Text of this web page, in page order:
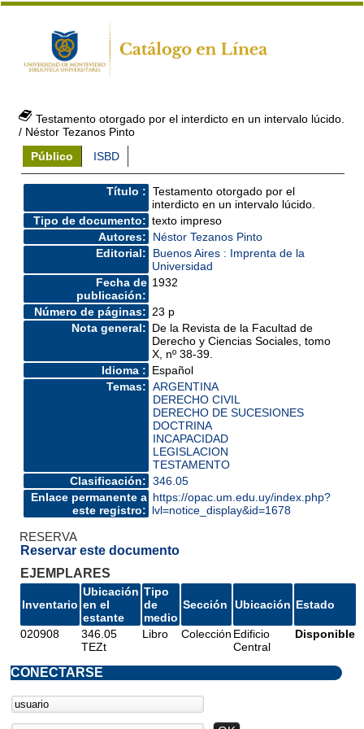
Testamento otorgado por el interdicto en un intervalo lúcido.
/ Néstor Tezanos Pinto
Público
ISBD
Título : Testamento otorgado por el
interdicto en un intervalo lúcido.
Tipo de documento: texto impreso
Autores:
Néstor Tezanos Pinto
Editorial:
Buenos Aires : Imprenta de la
Universidad
Fecha de
publicación:
1932
Número de páginas: 23 p
Nota general: De la Revista de la Facultad de
Derecho y Ciencias Sociales, tomo
X, nº 38-39.
Idioma : Español
Temas: ARGENTINA
DERECHO CIVIL
DERECHO DE SUCESIONES
DOCTRINA
INCAPACIDAD
LEGISLACION
TESTAMENTO
Clasificación: 346.05
Enlace permanente a
este registro:
https://opac.um.edu.uy/index.php?
lvl=notice_display&id=1678
RESERVA
Reservar este documento
EJEMPLARES
Inventario
Ubicación
en el
estante
Tipo
de
medio
Sección Ubicación Estado
020908
346.05
TEZt
Libro Colección Edificio
Central
Disponible
CONECTARSE